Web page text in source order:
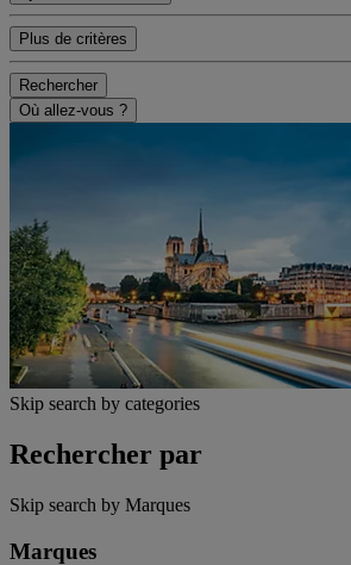
Plus de critères
Rechercher
Où allez-vous ?
Skip search by categories
Rechercher par
Skip search by Marques
Marques